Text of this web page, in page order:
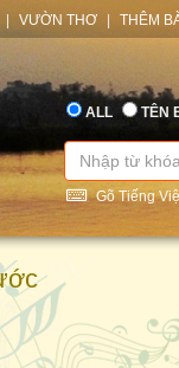
VƯỜN THƠ THÊM
ALL TÊN
Gõ Tiếng